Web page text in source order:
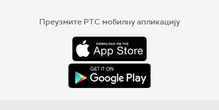
Преузмите РТС мобилну апликацију